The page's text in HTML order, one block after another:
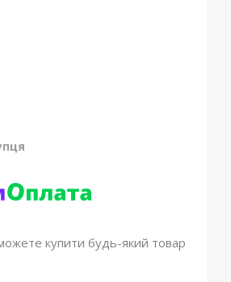
купити будь-який товар